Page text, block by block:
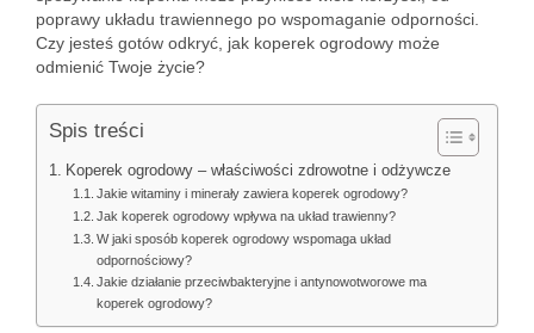
poprawy układu trawiennego po wspomaganie odporności.
Czy jesteś gotów odkryć, jak koperek ogrodowy może
odmienić Twoje życie?
Spis treści
Koperek ogrodowy – właściwości zdrowotne i odżywcze
Jakie witaminy i minerały zawiera koperek ogrodowy?
Jak koperek ogrodowy wpływa na układ trawienny?
W jaki sposób koperek ogrodowy wspomaga układ
odpornościowy?
Jakie działanie przeciwbakteryjne i antynowotworowe ma
koperek ogrodowy?